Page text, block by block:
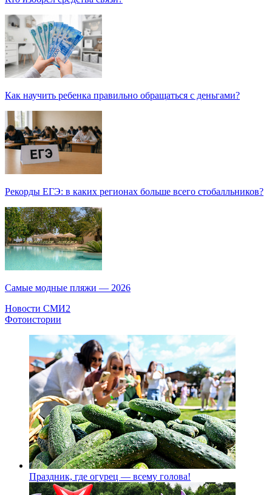
Как научить ребенка правильно обращаться с деньгами?
Рекорды ЕГЭ: в каких регионах больше всего стобалльников?
Самые модные пляжи — 2026
Новости СМИ2
Фотоистории
Праздник, где огурец — всему голова!